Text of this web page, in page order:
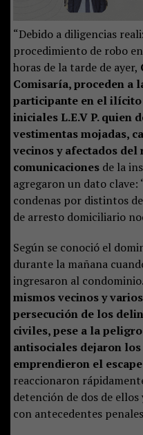
“Debido a diligencias
procedimiento de robo
horas de la tarde de ayer,
Comisaría, proceden a
participante en el
iniciales L.E.V P. quien
vestimentas mojadas,
vecinos y afectados del
comunicacionesde la
agregaron un dato clave:
condenas por distintos
de arresto domiciliario
Según se conoció el
durante la mañana
ingresaron al condominio.
mismos vecinos y
persecución de los
civiles, pese a la
antisociales dejaron
emprendieron el
reaccionaron
detención de dos de
con antecedentes